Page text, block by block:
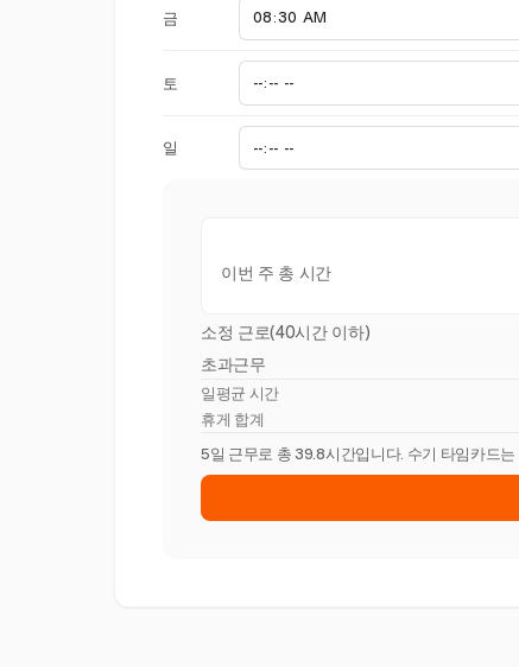
금
토
일
이번 주 총 시간
소정 근로(40시간 이하)
초과근무
일평균 시간
휴게 합계
5일 근무로 총 39.8시간입니다. 수기 타임카드